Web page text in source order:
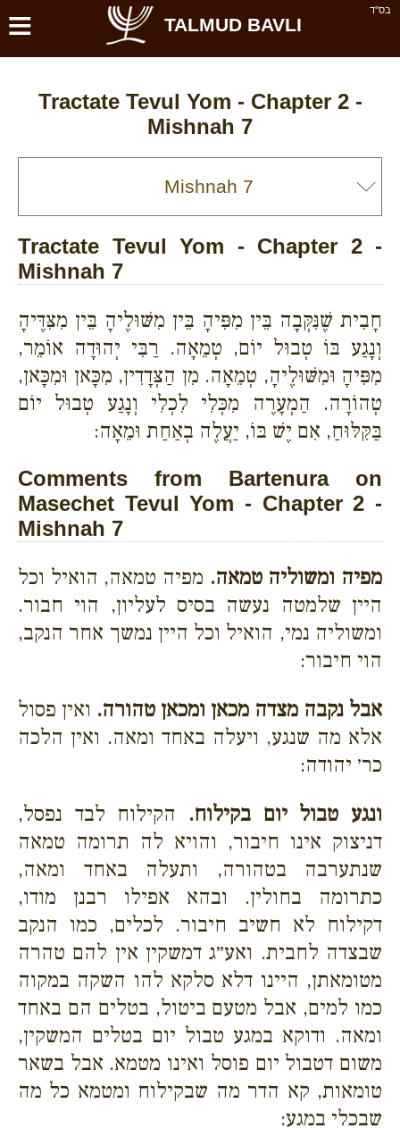
בס''ד ≡ TALMUD BAVLI
Tractate Tevul Yom - Chapter 2 -
Mishnah 7
Tractate Tevul Yom - Chapter 2 -
Mishnah 7
חָבִית שֶׁנִּקְּבָה בֵּין מִפִּיהָ בֵּין מִשּׁוּלֶיהָ בֵּין מִצִּדֶּיהָ
וְנָגַע בּוֹ טְבוּל יוֹם, טְמֵאָה. רַבִּי יְהוּדָה אוֹמֵר,
מִפִּיהָ וּמִשּׁוּלֶיהָ, טְמֵאָה. מִן הַצְּדָדִין, מִכָּאן וּמִכָּאן,
טְהוֹרָה. הַמְעָרֶה מִכְּלִי לִכְלִי וְנָגַע טְבוּל יוֹם
בַּקִּלּוּחַ, אִם יֶשׁ בּוֹ, יַעֲלֶה בְאַחַת וּמֵאָה:
Comments from Bartenura on
Masechet Tevul Yom - Chapter 2 -
Mishnah 7
מפיה ומשוליה טמאה. מפיה טמאה, הואיל וכל
היין שלמטה נעשה בסיס לעליון, הוי חבור.
ומשוליה נמי, הואיל וכל היין נמשך אחר הנקב,
הוי חיבור:
אבל נקבה מצדה מכאן ומכאן טהורה. ואין פסול
אלא מה שנגע, ויעלה באחד ומאה. ואין הלכה
כר׳ יהודה:
ונגע טבול יום בקילוח. הקילוח לבד נפסל,
דניצוק אינו חיבור, והויא לה תרומה טמאה
שנתערבה בטהורה, ותעלה באחד ומאה,
כתרומה בחולין. ובהא אפילו רבנן מודו,
דקילוח לא חשיב חיבור. לכלים, כמו הנקב
שבצדה לחבית. ואע״ג דמשקין אין להם טהרה
מטומאתן, היינו דלא סלקא להו השקה במקוה
כמו למים, אבל מטעם ביטול, בטלים הם באחד
ומאה. ודוקא במגע טבול יום בטלים המשקין,
משום דטבול יום פוסל ואינו מטמא. אבל בשאר
טומאות, קא הדר מה שבקילוח ומטמא כל מה
שבכלי במגע: